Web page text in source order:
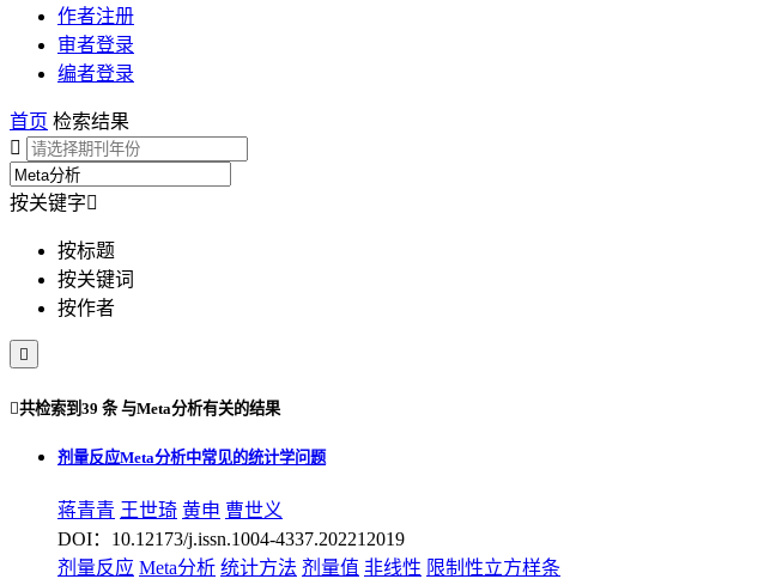
作者注册
审者登录
编者登录
首页 检索结果

按关键字
按标题
按关键词
按作者

共检索到 39 条与Meta分析有关的结果
剂量反应Meta分析中常见的统计学问题
蒋青青 王世琦 黄申 曹世义
DOI：10.12173/j.issn.1004-4337.202212019
剂量反应 Meta分析 统计方法 剂量值 非线性 限制性立方样条